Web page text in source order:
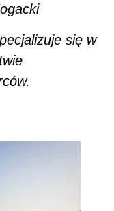
się w